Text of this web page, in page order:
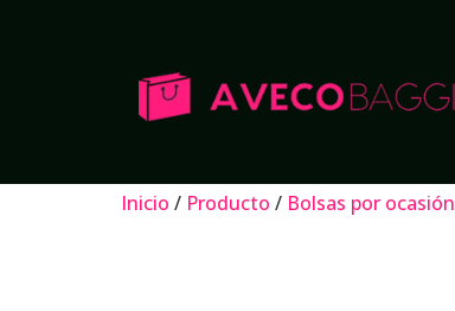
Inicio / Producto / Bolsas por ocasión